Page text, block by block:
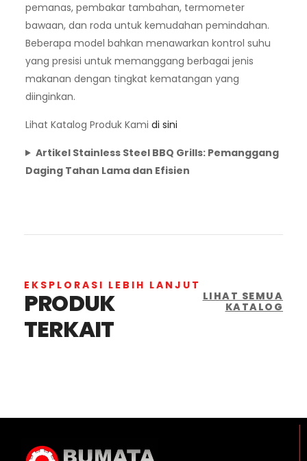
pemanas, pembakar tambahan, termometer
bawaan, dan roda untuk kemudahan pemindahan.
Beberapa model bahkan menawarkan kontrol suhu
yang presisi untuk memanggang berbagai jenis
makanan dengan tingkat kematangan yang
diinginkan.
Lihat Katalog Produk Kami di sini
Artikel Stainless Steel BBQ Grills: Pemanggang
Daging Tahan Lama dan Efisien
EKSPLORASI LEBIH LANJUT
PRODUK
TERKAIT
LIHAT SEMUA
KATALOG